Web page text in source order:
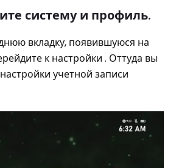
систему и профиль.
вкладку, появившуюся на
к настройки . Оттуда вы
учетной записи